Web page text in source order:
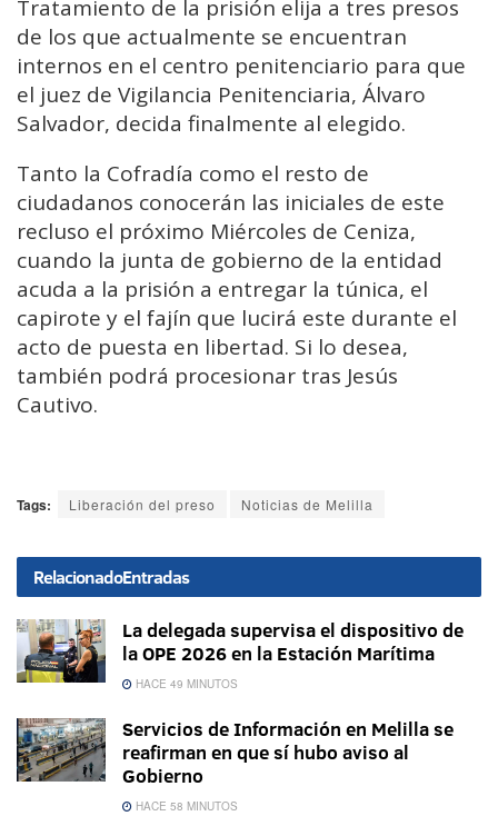
Tratamiento de la prisión elija a tres presos
de los que actualmente se encuentran
internos en el centro penitenciario para que
el juez de Vigilancia Penitenciaria, Álvaro
Salvador, decida finalmente al elegido.
Tanto la Cofradía como el resto de
ciudadanos conocerán las iniciales de este
recluso el próximo Miércoles de Ceniza,
cuando la junta de gobierno de la entidad
acuda a la prisión a entregar la túnica, el
capirote y el fajín que lucirá este durante el
acto de puesta en libertad. Si lo desea,
también podrá procesionar tras Jesús
Cautivo.
Tags: Liberación del preso Noticias de Melilla
RelacionadoEntradas
La delegada supervisa el dispositivo de
la OPE 2026 en la Estación Marítima
HACE 49 MINUTOS
Servicios de Información en Melilla se
reafirman en que sí hubo aviso al
Gobierno
HACE 58 MINUTOS